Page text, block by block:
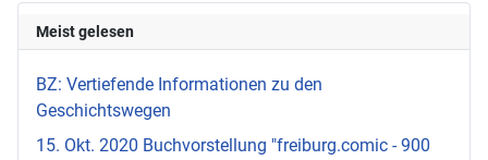
Meist gelesen
BZ: Vertiefende Informationen zu den
Geschichtswegen
15. Okt. 2020 Buchvorstellung "freiburg.comic - 900